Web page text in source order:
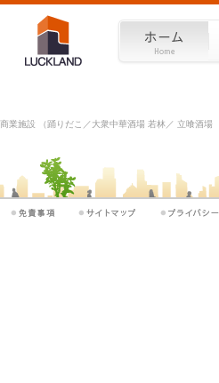
商業施設 （踊りだこ／大衆中華酒場 若林／ 立喰酒